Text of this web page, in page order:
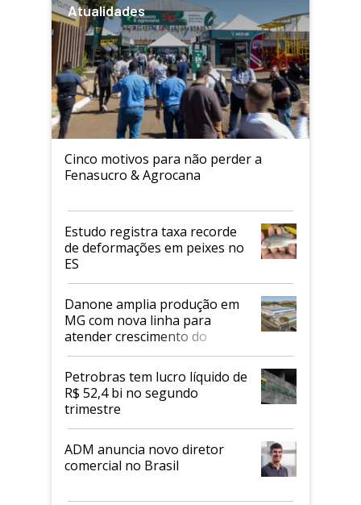
Atualidades
Cinco motivos para não perder a
Fenasucro & Agrocana
Estudo registra taxa recorde
de deformações em peixes no
ES
Danone amplia produção em
MG com nova linha para
atender crescimento do
mercado de alimentos
proteicos
Petrobras tem lucro líquido de
R$ 52,4 bi no segundo
trimestre
ADM anuncia novo diretor
comercial no Brasil